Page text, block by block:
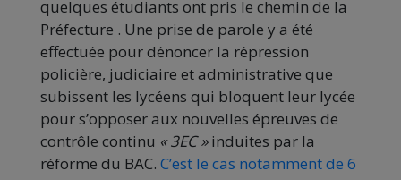
quelques étudiants ont pris le chemin de la
Préfecture . Une prise de parole y a été
effectuée pour dénoncer la répression
policière, judiciaire et administrative que
subissent les lycéens qui bloquent leur lycée
pour s’opposer aux nouvelles épreuves de
contrôle continu « 3EC »induites par la
réforme du BAC. C’est le cas notamment de 6